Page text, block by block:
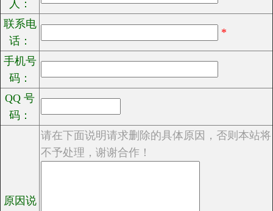
人：
联系电
话：
*
手机号
码：
QQ 号
码：
原因说
请在下面说明请求删除的具体原因，否则本站将
不予处理，谢谢合作！